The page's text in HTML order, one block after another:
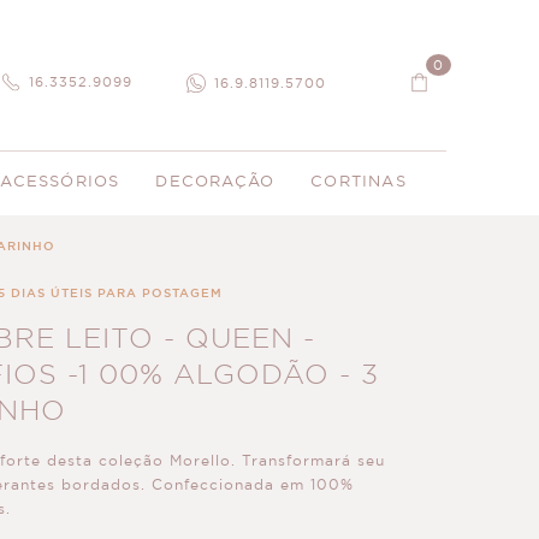
16.3352.9099 16.9.8119.5700
0
ACESSÓRIOS DECORAÇÃO CORTINAS
DIAS ÚTEIS PARA POSTAGEM
LEITO - QUEEN -
-1 00% ALGODÃO - 3
desta coleção Morello. Transformará seu
bordados. Confeccionada em 100%